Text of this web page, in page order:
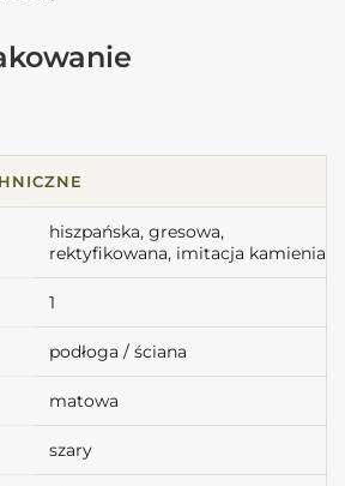
hiszpańska, gresowa,
rektyfikowana, imitacja kamienia
1
podłoga / ściana
matowa
szary